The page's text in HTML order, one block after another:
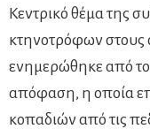
Κεντρικό θέμα της
κτηνοτρόφων στους
ενημερώθηκε από
απόφαση, η οποία
κοπαδιών από τις